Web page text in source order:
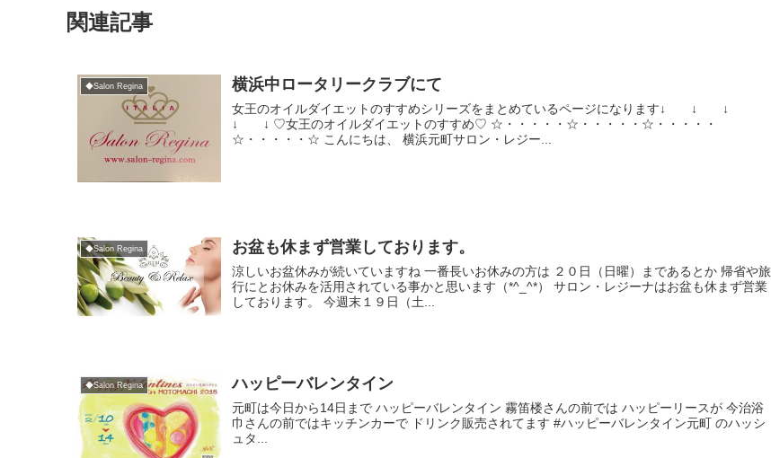
関連記事
◆Salon Regina 横浜中ロータリークラブにて
女王のオイルダイエットのすすめシリーズをまとめているページになります↓ ↓ ↓
↓ ↓ ♡女王のオイルダイエットのすすめ♡ ☆・・・・・☆・・・・・☆・・・・・
☆・・・・・☆ こんにちは、 横浜元町サロン・レジー...
◆Salon Regina お盆も休まず営業しております。
涼しいお盆休みが続いていますね 一番長いお休みの方は ２０日（日曜）まであるとか 帰省や旅
行にとお休みを活用されている事かと思います（*^_^*） サロン・レジーナはお盆も休まず営業
しております。 今週末１９日（土...
◆Salon Regina ハッピーバレンタイン
元町は今日から14日まで ハッピーバレンタイン 霧笛楼さんの前では ハッピーリースが 今治浴
巾さんの前ではキッチンカーで ドリンク販売されてます #ハッピーバレンタイン元町 のハッシ
ュタ...